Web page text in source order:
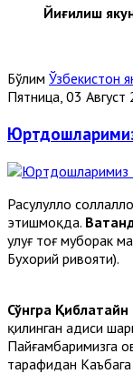
Йиғилиш
Бўлим Ўзбекистон
Пятница, 03
Расулуллоҳ
этишмоқда.
улуғ тоғ муборак
Бухорий ривояти).
Сўнгра
қилинган ҳадиси
Пайғамбаримизга
тарафидан